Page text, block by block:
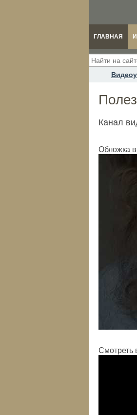
ГЛАВНАЯ
Канал
Обложка
Смотреть